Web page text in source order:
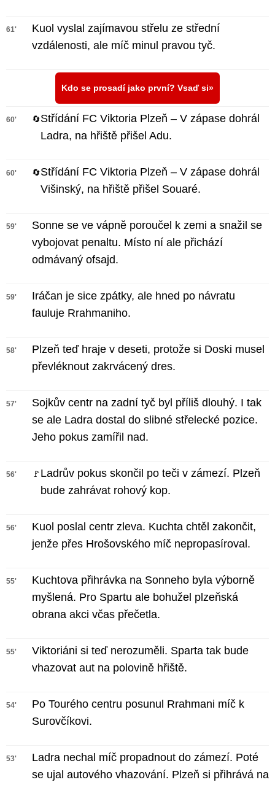
61'
Kuol vyslal zajímavou střelu ze střední
vzdálenosti, ale míč minul pravou tyč.
Kdo se prosadí jako první? Vsaď si
60' 🔄Střídání FC Viktoria Plzeň – V zápase dohrál
Ladra, na hřiště přišel Adu.
60' 🔄Střídání FC Viktoria Plzeň – V zápase dohrál
Višinský, na hřiště přišel Souaré.
59'
Sonne se ve vápně poroučel k zemi a snažil se
vybojovat penaltu. Místo ní ale přichází
odmávaný ofsajd.
59'
Iráčan je sice zpátky, ale hned po návratu
fauluje Rrahmaniho.
58'
Plzeň teď hraje v deseti, protože si Doski musel
převléknout zakrvácený dres.
57'
Sojkův centr na zadní tyč byl příliš dlouhý. I tak
se ale Ladra dostal do slibné střelecké pozice.
Jeho pokus zamířil nad.
56' 🚩Ladrův pokus skončil po teči v zámezí. Plzeň
bude zahrávat rohový kop.
56'
Kuol poslal centr zleva. Kuchta chtěl zakončit,
jenže přes Hrošovského míč nepropasíroval.
55'
Kuchtova přihrávka na Sonneho byla výborně
myšlená. Pro Spartu ale bohužel plzeňská
obrana akci včas přečetla.
55'
Viktoriáni si teď nerozuměli. Sparta tak bude
vhazovat aut na polovině hřiště.
54'
Po Tourého centru posunul Rrahmani míč k
Surovčíkovi.
53'
Ladra nechal míč propadnout do zámezí. Poté
se ujal autového vhazování. Plzeň si přihrává na